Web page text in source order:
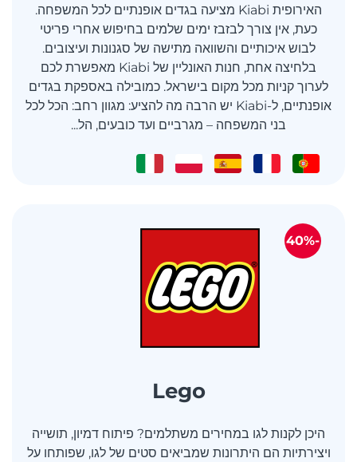
האירופית Kiabi מציעה בגדים אופנתיים לכל המשפחה.
כעת, אין צורך לבזבז ימים שלמים בחיפוש אחרי פריטי
לבוש איכותיים והשוואה מתישה של סגנונות ועיצובים.
בלחיצה אחת, חנות האונליין של Kiabi מאפשרת לכם
לערוך קניות מכל מקום בישראל. כמובילה באספקת בגדים
אופנתיים, ל-Kiabi יש הרבה מה להציע: מגוון רחב: הכל לכל
בני המשפחה – מגרביים ועד כובעים, הל...
Lego
היכן לקנות לגו במחירים משתלמים? פיתוח דמיון, תושייה
ויצירתיות הם היתרונות שמביאים סטים של לגו, שפותחו על
-40%